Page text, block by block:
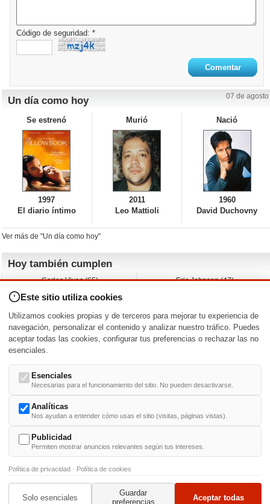
Código de seguridad: *
Un día como hoy 07 de agosto
Se estrenó
1997
El diario íntimo
Murió
2011
Leo Mattioli
Nació
1960
David Duchovny
Ver más de "Un día como hoy"
Hoy también cumplen
Carlos Vives (65)
Nicholas Ray (-)
Charlize Theron (51)
Maggie Wheeler (65)
Eric Johnson (47)
Wayne Knight (71)
Michael Shannon (52)
Nacimientos y estrenos en la fecha
DD/MM /
-U- V- W- X - -
© 1999-2014. Todos los derechos reservados.Condiciones de uso
Este sitio utiliza cookies
Utilizamos cookies propias y de terceros para mejorar tu experiencia de
navegación, personalizar el contenido y analizar nuestro tráfico. Puedes
aceptar todas las cookies, configurar tus preferencias o rechazar las no
esenciales.
Esenciales
Necesarias para el funcionamiento del sitio. No pueden desactivarse.
Analíticas
Nos ayudan a entender cómo usas el sitio (visitas, páginas vistas).
Publicidad
Permiten mostrar anuncios relevantes según tus intereses.
Política de privacidad · Política de cookies
Solo esenciales
Guardar
preferencias
Aceptar todas